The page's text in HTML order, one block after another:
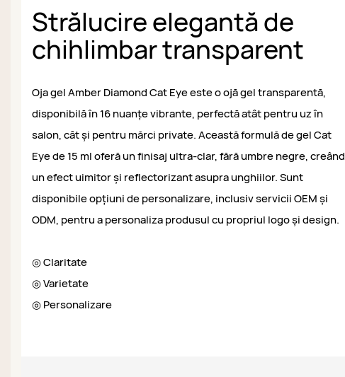
Strălucire elegantă de
chihlimbar transparent
Oja gel Amber Diamond Cat Eye este o ojă gel transparentă,
disponibilă în 16 nuanțe vibrante, perfectă atât pentru uz în
salon, cât și pentru mărci private. Această formulă de gel Cat
Eye de 15 ml oferă un finisaj ultra-clar, fără umbre negre, creând
un efect uimitor și reflectorizant asupra unghiilor. Sunt
disponibile opțiuni de personalizare, inclusiv servicii OEM și
ODM, pentru a personaliza produsul cu propriul logo și design.
◎ Claritate
◎ Varietate
◎ Personalizare